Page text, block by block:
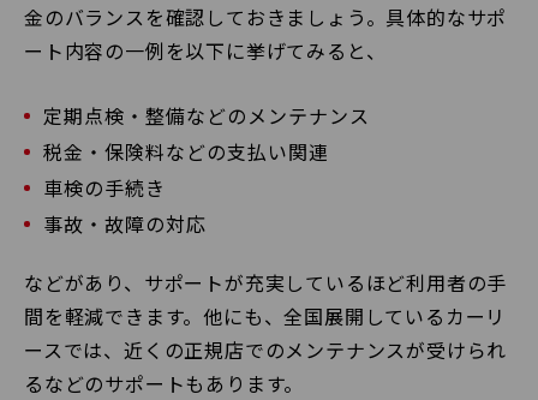
金のバランスを確認しておきましょう。具体的なサポ
ート内容の一例を以下に挙げてみると、
定期点検・整備などのメンテナンス
税金・保険料などの支払い関連
車検の手続き
事故・故障の対応
などがあり、サポートが充実しているほど利用者の手
間を軽減できます。他にも、全国展開しているカーリ
ースでは、近くの正規店でのメンテナンスが受けられ
るなどのサポートもあります。